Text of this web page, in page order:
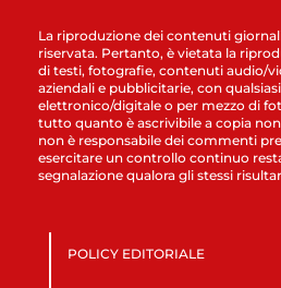
La riproduzione dei contenuti
riservata. Pertanto, è vietata la
di testi, fotografie, contenuti audio/
aziendali e pubblicitarie, con
elettronico/digitale o per mezzo di
tutto quanto è ascrivibile a copia
non è responsabile dei commenti
esercitare un controllo continuo
segnalazione qualora gli stessi
POLICY EDITORIALE